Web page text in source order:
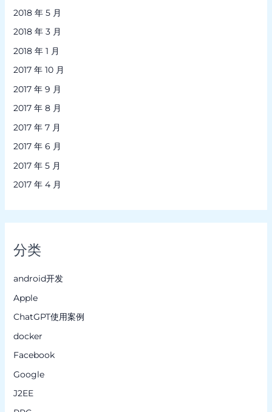
2018 年 5 月
2018 年 3 月
2018 年 1 月
2017 年 10 月
2017 年 9 月
2017 年 8 月
2017 年 7 月
2017 年 6 月
2017 年 5 月
2017 年 4 月
分类
android开发
Apple
ChatGPT使用案例
docker
Facebook
Google
J2EE